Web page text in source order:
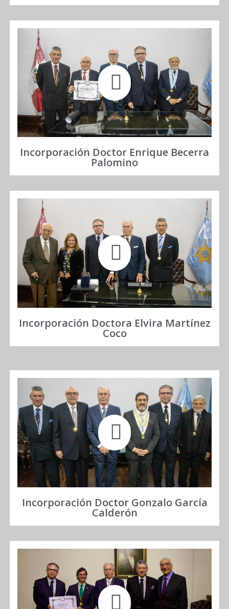
Incorporación Doctor Enrique Becerra
Palomino
Incorporación Doctora Elvira Martínez
Coco
Incorporación Doctor Gonzalo García
Calderón